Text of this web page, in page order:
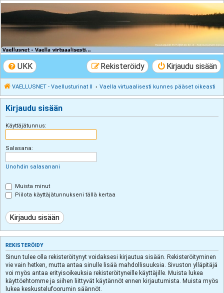
VAELLUSNET -
Vaellusturinat II
UKK Kirjaudu sisään
Rekisteröidy
VAELLUSNET - Vaellusturinat II Vaella virtuaalisesti kunnes pääset oikeasti
Kirjaudu sisään
Käyttäjätunnus:
Salasana:
Unohdin salasanani
Muista minut
Piilota käyttäjätunnukseni tällä kertaa
REKISTERÖIDY
Sinun tulee olla rekisteröitynyt voidaksesi kirjautua sisään. Rekisteröityminen
vie vain hetken, mutta antaa sinulle lisää mahdollisuuksia. Sivuston ylläpitäjä
voi myös antaa erityisoikeuksia rekisteröityneille käyttäjille. Muista lukea
käyttöehtomme ja siihen liittyvät käytännöt ennen kirjautumista. Muista myös
lukea keskustelufoorumin säännöt.